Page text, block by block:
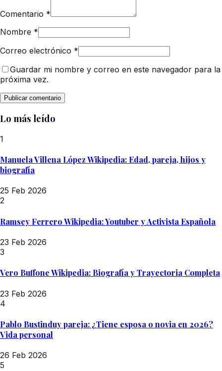
Comentario *
Nombre *
Correo electrónico *
Guardar mi nombre y correo en este navegador para la
próxima vez.
Lo más leído
1
Manuela Villena López Wikipedia: Edad, pareja, hijos y
biografía
25 Feb 2026
2
Ramsey Ferrero Wikipedia: Youtuber y Activista Española
23 Feb 2026
3
Vero Buffone Wikipedia: Biografía y Trayectoria Completa
23 Feb 2026
4
Pablo Bustinduy pareja: ¿Tiene esposa o novia en 2026?
Vida personal
26 Feb 2026
5